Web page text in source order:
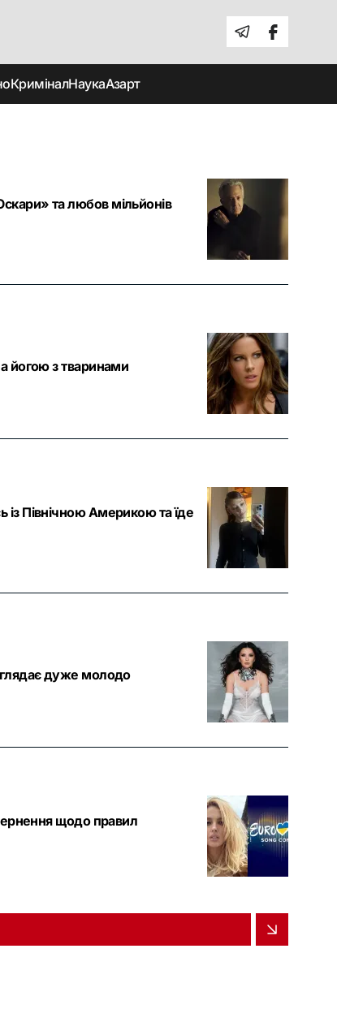
КриміналНаукаАзарт
та любов мільйонів
йогою з тваринами
із Північною Америкою та їде
дуже молодо
щодо правил